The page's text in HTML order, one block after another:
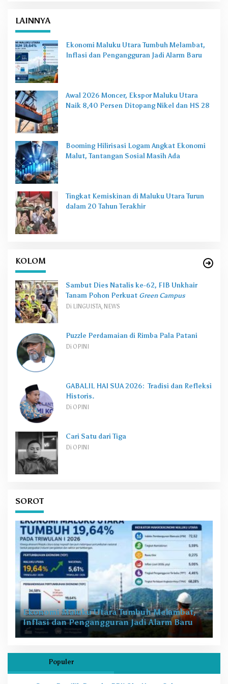
LAINNYA
Ekonomi Maluku Utara Tumbuh Melambat,
Inflasi dan Pengangguran Jadi Alarm Baru
Awal 2026 Moncer, Ekspor Maluku Utara
Naik 8,40 Persen Ditopang Nikel dan HS 28
Booming Hilirisasi Logam Angkat Ekonomi
Malut, Tantangan Sosial Masih Ada
Tingkat Kemiskinan di Maluku Utara Turun
dalam 20 Tahun Terakhir
KOLOM
Sambut Dies Natalis ke-62, FIB Unkhair
Tanam Pohon Perkuat Green Campus
Di LINGUISTA, NEWS
Puzzle Perdamaian di Rimba Pala Patani
Di OPINI
GABALIL HAI SUA 2026: Tradisi dan Refleksi
Historis.
Di OPINI
Cari Satu dari Tiga
Di OPINI
SOROT
Ekonomi Maluku Utara Tumbuh Melambat,
Inflasi dan Pengangguran Jadi Alarm Baru
Populer